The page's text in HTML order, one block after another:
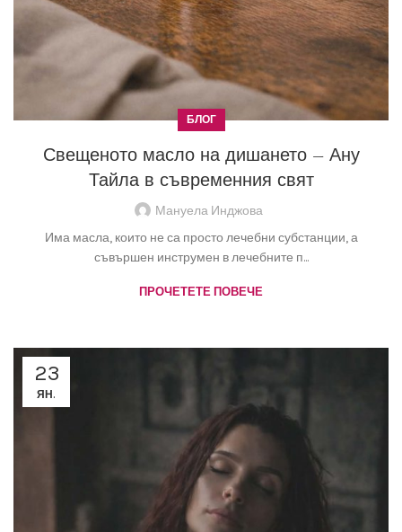
БЛОГ
Свещеното масло на дишането – Ану
Тайла в съвременния свят
Мануела Инджова
Има масла, които не са просто лечебни субстанции, а
съвършен инструмен в лечебните п...
ПРОЧЕТЕТЕ ПОВЕЧЕ
23
ЯН.